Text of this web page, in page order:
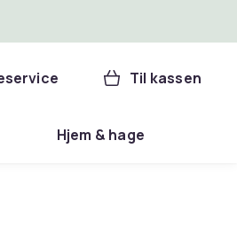
Til kassen
Hjem & hage